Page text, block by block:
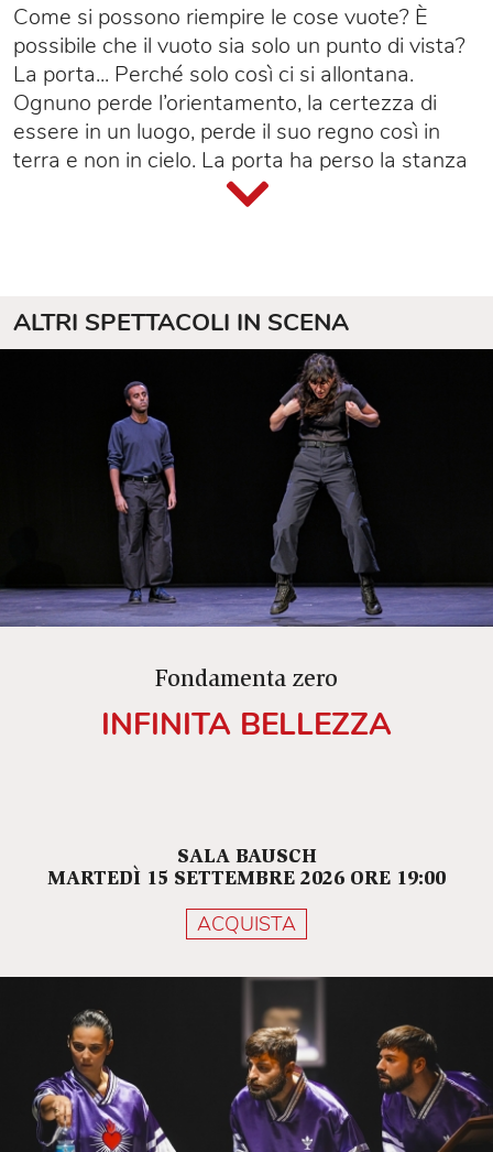
Come si possono riempire le cose vuote? È
possibile che il vuoto sia solo un punto di vista?
La porta... Perché solo così ci si allontana.
Ognuno perde l’orientamento, la certezza di
essere in un luogo, perde il suo regno così in
terra e non in cielo. La porta ha perso la stanza
e il suo significato, apre sul nulla e chiude sul
nulla. Divide quello che non c’è... Intorno un
ALTRI SPETTACOLI IN SCENA
Fondamenta zero
INFINITA BELLEZZA
SALA BAUSCH
MARTEDÌ 15 SETTEMBRE 2026 ORE 19:00
ACQUISTA